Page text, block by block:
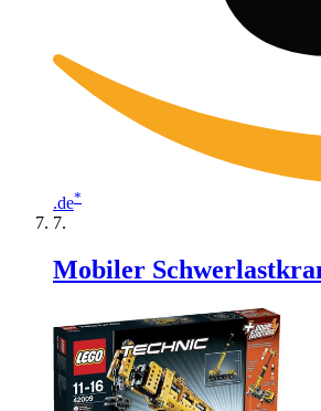
.de*
Mobiler